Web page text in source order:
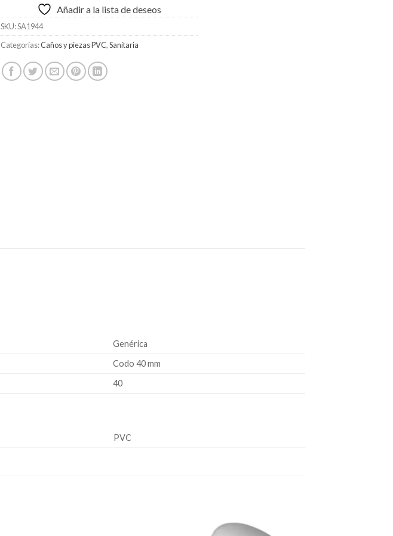
Añadir a la lista de deseos
SKU:SA1944
Categorías:Caños y piezas PVC,Sanitaria
Genérica
Codo 40 mm
40
PVC